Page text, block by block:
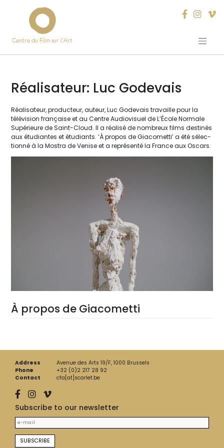
Centre du Film sur l’Art
Réalisateur: Luc Godevais
Réalisateur, pro­duc­teur, auteur, Luc Godevais tra­vaille pour la
télé­vi­sion fran­çaise et au Centre Audiovisuel de L’École Normale
Supérieure de Saint-Cloud. Il a réa­li­sé de nom­breux films des­ti­nés
aux étu­diantes et étu­diants. ‘À pro­pos de Giacometti’ a été sélec­
tion­né à la Mostra de Venise et a repré­sen­té la France aux Oscars.
À propos de Giacometti
Address
Avenue des Arts 19/F, 1000 Brussels
Phone
+32 (0)2 217 28 92
Contact
cfa[at]scarlet.be
Subscribe to our newsletter